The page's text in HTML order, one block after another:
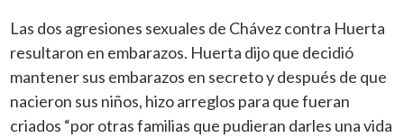
Las dos agresiones sexuales de Chávez contra Huerta
resultaron en embarazos. Huerta dijo que decidió
mantener sus embarazos en secreto y después de que
nacieron sus niños, hizo arreglos para que fueran
criados “por otras familias que pudieran darles una vida